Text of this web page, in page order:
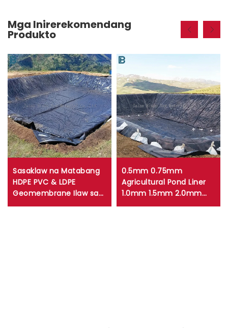
Mga Inirerekomendang
Produkto
Sasaklaw na Matabang
HDPE PVC & LDPE
Geomembrane Ilaw sa
Bangka Laban sa UV
0.5mm 0.75mm
Agricultural Pond Liner
1.0mm 1.5mm 2.0mm
HDPE Geomembrane